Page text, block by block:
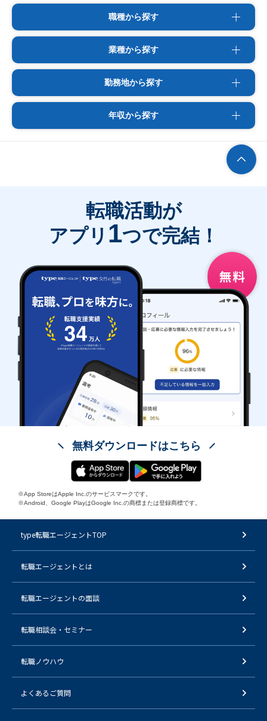
職種から探す
業種から探す
勤務地から探す
年収から探す
転職活動が
アプリ 1つで完結！
無料ダウンロードはこちら
※App StoreはApple Inc.のサービスマークです。
※Android、Google PlayはGoogle Inc.の商標または登録商標です。
type転職エージェントTOP
転職エージェントとは
転職エージェントの面談
転職相談会・セミナー
転職ノウハウ
よくあるご質問